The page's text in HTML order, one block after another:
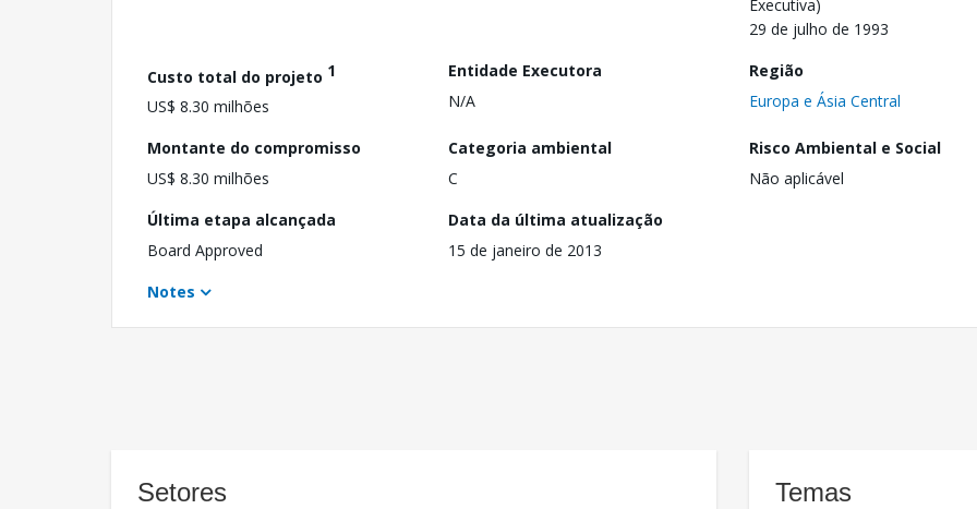
Executiva)
29 de julho de 1993
Custo total do projeto 1
US$ 8.30 milhões
Entidade Executora
N/A
Região
Europa e Ásia Central
Montante do compromisso
US$ 8.30 milhões
Categoria ambiental
C
Risco Ambiental e Social
Não aplicável
Última etapa alcançada
Board Approved
Data da última atualização
15 de janeiro de 2013
Notes
Setores Temas